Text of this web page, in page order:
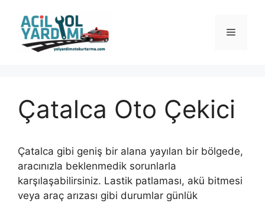
Menü
Çatalca Oto Çekici
Çatalca gibi geniş bir alana yayılan bir bölgede,
aracınızla beklenmedik sorunlarla
karşılaşabilirsiniz. Lastik patlaması, akü bitmesi
veya araç arızası gibi durumlar günlük